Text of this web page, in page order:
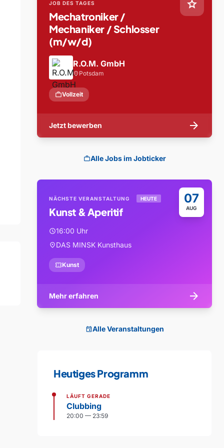
star
JOB DES TAGES
Mechatroniker /
Mechaniker / Schlosser
(m/w/d)
R.O.M. GmbH
location_on Potsdam
workVollzeit
Jetzt bewerben arrow_forward
workAlle Jobs im Jobticker
07
AUG
NÄCHSTE VERANSTALTUNG HEUTE
Kunst & Aperitif
schedule16:00 Uhr
location_onDAS MINSK Kunsthaus
confirmation_numberKunst
Mehr erfahren arrow_forward
eventAlle Veranstaltungen
Heutiges Programm
LÄUFT GERADE
Clubbing
20:00 — 23:59